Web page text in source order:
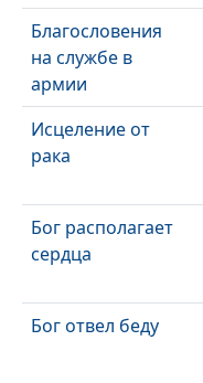
Благословения
на службе в
армии
Исцеление от
рака
Бог располагает
сердца
Бог отвел беду